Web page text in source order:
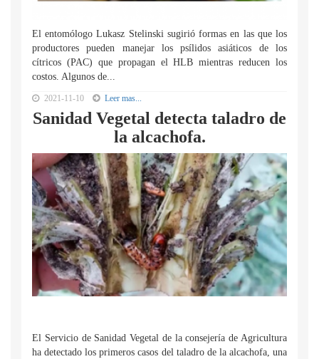
El entomólogo Lukasz Stelinski sugirió formas en las que los
productores pueden manejar los psílidos asiáticos de los
cítricos (PAC) que propagan el HLB mientras reducen los
costos. Algunos de...
2021-11-10 Leer mas...
Sanidad Vegetal detecta taladro de
la alcachofa.
El Servicio de Sanidad Vegetal de la consejería de Agricultura
ha detectado los primeros casos del taladro de la alcachofa, una